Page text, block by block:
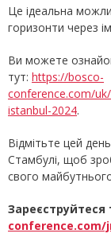
Це ідеальна
горизонти через
Ви можете
тут: https://bosco-
conference.com/
istanbul-2024.
Відмітьте цей
Стамбулі, щоб
свого
Зареєструйтеся
conference.com/